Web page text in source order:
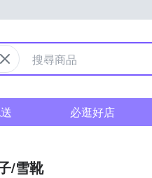
必逛好店
/雪靴